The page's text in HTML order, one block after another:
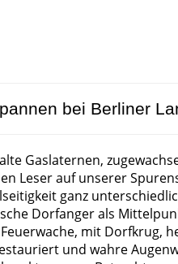
bei Berliner
Gaslaternen,
Leser auf unserer
ganz
Dorfanger als
mit Dorfkrug,
und wahre